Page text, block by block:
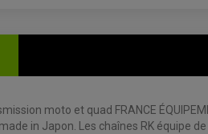
moto et quad FRANCE
in Japon. Les chaînes RK équipe